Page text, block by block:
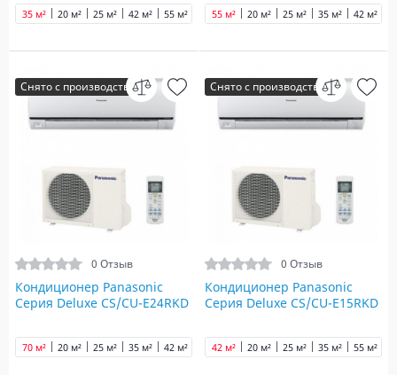
20 м² 25 м²
35 м² 42 м² 55 м² 70 м² 90 м²20 м² 25 м² 35 м² 42 м²
55 м²
Снято с производства
0 Отзыв
Кондиционер Panasonic
Серия Deluxe CS/CU-E24RKD
20 м² 25 м² 35 м² 42 м² 55 м²
70 м² 90 м²
Снято с производства
0 Отзыв
Кондиционер Panasonic
Серия Deluxe CS/CU-E15RKD
20 м² 25 м² 35 м²
42 м² 55 м²